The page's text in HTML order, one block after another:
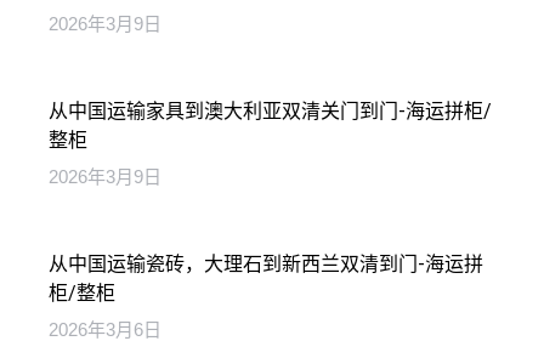
2026年3月9日
从中国运输家具到澳大利亚双清关门到门-海运拼柜/
整柜
2026年3月9日
从中国运输瓷砖，大理石到新西兰双清到门-海运拼
柜/整柜
2026年3月6日